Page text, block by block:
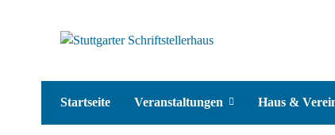
Startseite Veranstaltungen Haus &